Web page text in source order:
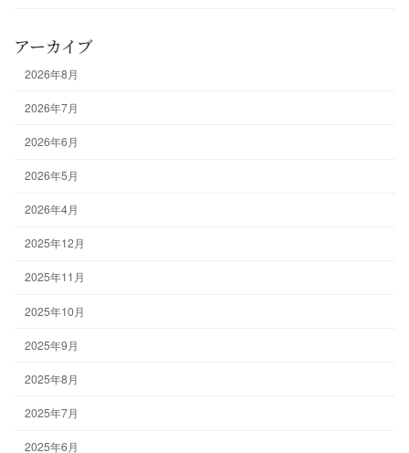
アーカイブ
2026年8月
2026年7月
2026年6月
2026年5月
2026年4月
2025年12月
2025年11月
2025年10月
2025年9月
2025年8月
2025年7月
2025年6月